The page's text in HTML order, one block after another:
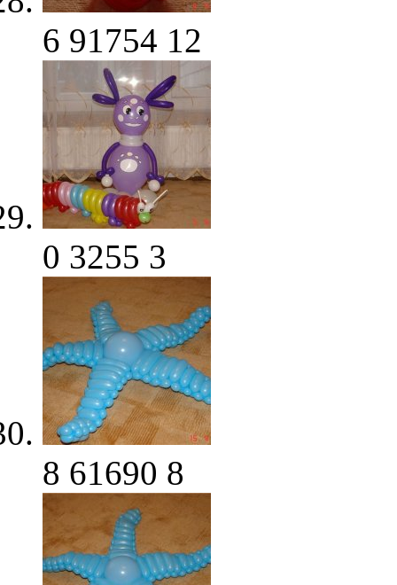
6 91754 12
0 3255 3
8 61690 8